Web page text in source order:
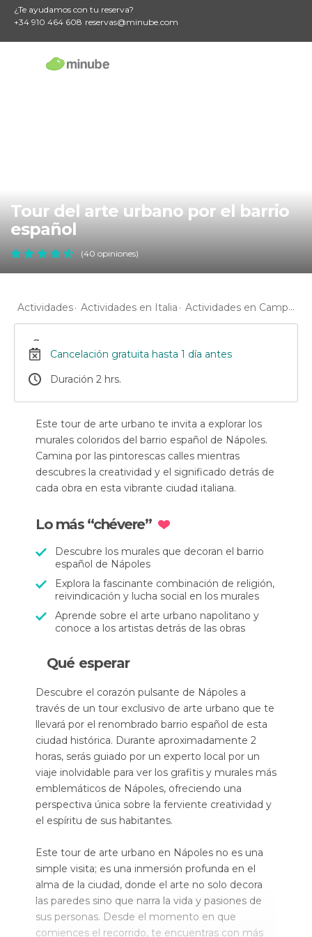
¿Te ayudamos con tu reserva?
+34 910 464 608 reservas@minube.com
Tour del arte urbano por el barrio
español
(40 opiniones)
Actividades Actividades en Italia Actividades en Campania
Cancelación gratuita hasta 1 día antes
Duración 2 hrs.
Este tour de arte urbano te invita a explorar los
murales coloridos del barrio español de Nápoles.
Camina por las pintorescas calles mientras
descubres la creatividad y el significado detrás de
cada obra en esta vibrante ciudad italiana.
Lo más “chévere”
Descubre los murales que decoran el barrio
español de Nápoles
Explora la fascinante combinación de religión,
reivindicación y lucha social en los murales
Aprende sobre el arte urbano napolitano y
conoce a los artistas detrás de las obras
Qué esperar
Descubre el corazón pulsante de Nápoles a
través de un tour exclusivo de arte urbano que te
llevará por el renombrado barrio español de esta
ciudad histórica. Durante aproximadamente 2
horas, serás guiado por un experto local por un
viaje inolvidable para ver los grafitis y murales más
emblemáticos de Nápoles, ofreciendo una
perspectiva única sobre la ferviente creatividad y
el espíritu de sus habitantes.
Este tour de arte urbano en Nápoles no es una
simple visita; es una inmersión profunda en el
alma de la ciudad, donde el arte no solo decora
las paredes sino que narra la vida y pasiones de
sus personas. Desde el momento en que
comiences el recorrido, te encuentras con más